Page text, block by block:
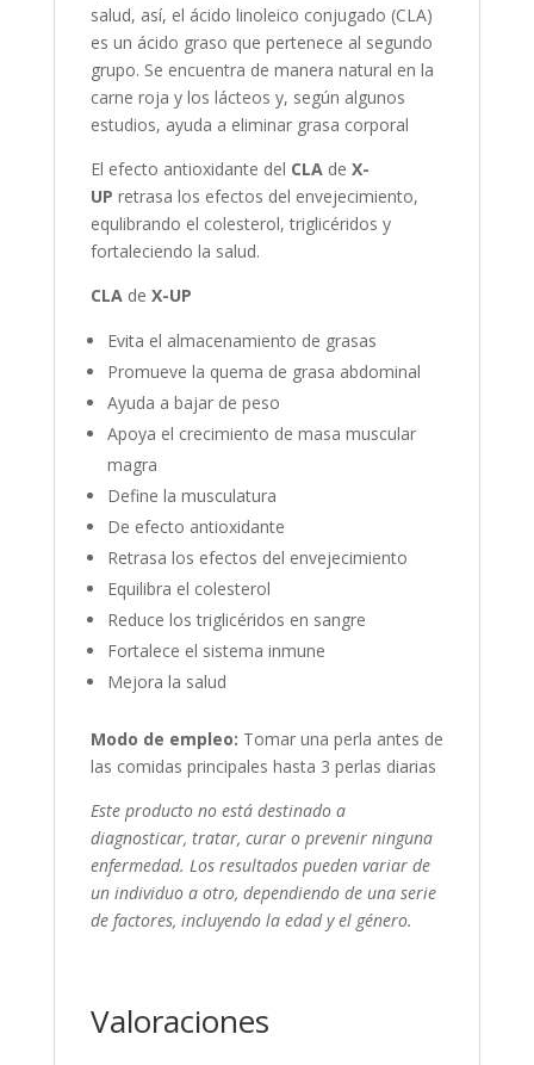
salud, así, el ácido linoleico conjugado (CLA)
es un ácido graso que pertenece al segundo
grupo. Se encuentra de manera natural en la
carne roja y los lácteos y, según algunos
estudios, ayuda a eliminar grasa corporal
El efecto antioxidante del CLAde X-
UP retrasa los efectos del envejecimiento,
equlibrando el colesterol, triglicéridos y
fortaleciendo la salud.
CLAde X-UP
Evita el almacenamiento de grasas
Promueve la quema de grasa abdominal
Ayuda a bajar de peso
Apoya el crecimiento de masa muscular
magra
Define la musculatura
De efecto antioxidante
Retrasa los efectos del envejecimiento
Equilibra el colesterol
Reduce los triglicéridos en sangre
Fortalece el sistema inmune
Mejora la salud
Modo de empleo: Tomar una perla antes de
las comidas principales hasta 3 perlas diarias
Este producto no está destinado a
diagnosticar, tratar, curar o prevenir ninguna
enfermedad. Los resultados pueden variar de
un individuo a otro, dependiendo de una serie
de factores, incluyendo la edad y el género.
Valoraciones